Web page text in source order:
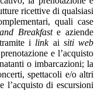
ricettive di qualsiasi
quali case
Breakfaste aziende
i linkai siti web
e l’acquisto
o imbarcazioni; la
spettacoli e/o altri
l’acquisto di escursioni